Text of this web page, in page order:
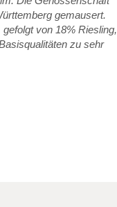
gemausert.
von 18% Riesling,
zu sehr